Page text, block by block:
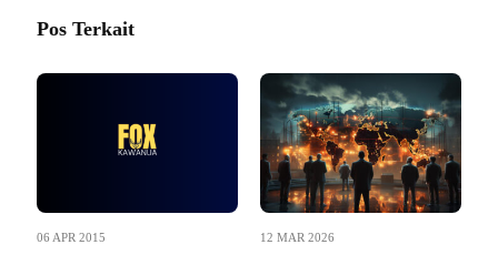
Pos Terkait
06 APR 2015 12 MAR 2026